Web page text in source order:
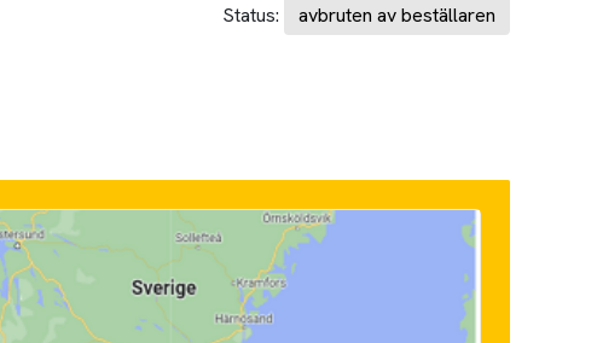
Status:
avbruten av beställaren